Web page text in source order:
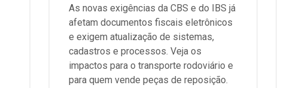
As novas exigências da CBS e do IBS já
afetam documentos fiscais eletrônicos
e exigem atualização de sistemas,
cadastros e processos. Veja os
impactos para o transporte rodoviário e
para quem vende peças de reposição.